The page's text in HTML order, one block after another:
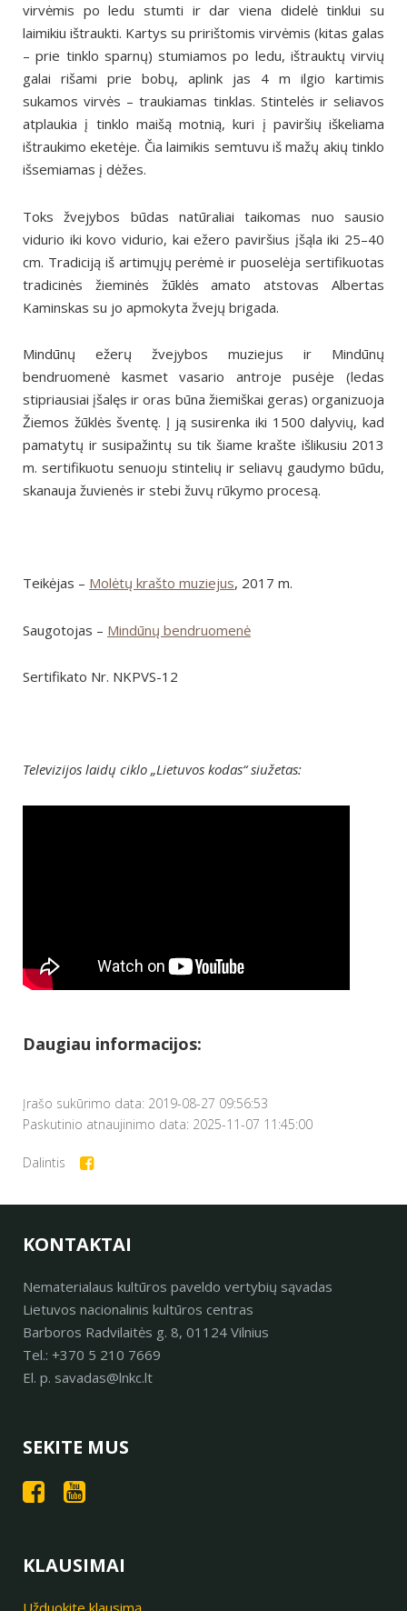
virvėmis po ledu stumti ir dar viena didelė tinklui su
laimikiu ištraukti. Kartys su pririštomis virvėmis (kitas galas
– prie tinklo sparnų) stumiamos po ledu, ištrauktų virvių
galai rišami prie bobų, aplink jas 4 m ilgio kartimis
sukamos virvės – traukiamas tinklas. Stintelės ir seliavos
atplaukia į tinklo maišą motnią, kuri į paviršių iškeliama
ištraukimo eketėje. Čia laimikis semtuvu iš mažų akių tinklo
išsemiamas į dėžes.
Toks žvejybos būdas natūraliai taikomas nuo sausio
vidurio iki kovo vidurio, kai ežero paviršius įšąla iki 25–40
cm. Tradiciją iš artimųjų perėmė ir puoselėja sertifikuotas
tradicinės žieminės žūklės amato atstovas Albertas
Kaminskas su jo apmokyta žvejų brigada.
Mindūnų ežerų žvejybos muziejus ir Mindūnų
bendruomenė kasmet vasario antroje pusėje (ledas
stipriausiai įšalęs ir oras būna žiemiškai geras) organizuoja
Žiemos žūklės šventę. Į ją susirenka iki 1500 dalyvių, kad
pamatytų ir susipažintų su tik šiame krašte išlikusiu 2013
m. sertifikuotu senuoju stintelių ir seliavų gaudymo būdu,
skanauja žuvienės ir stebi žuvų rūkymo procesą.
Teikėjas – Molėtų krašto muziejus, 2017 m.
Saugotojas – Mindūnų bendruomenė
Sertifikato Nr. NKPVS-12
Televizijos laidų ciklo „Lietuvos kodas“ siužetas:
Daugiau informacijos:
Įrašo sukūrimo data: 2019-08-27 09:56:53
Paskutinio atnaujinimo data: 2025-11-07 11:45:00
Dalintis
KONTAKTAI
Nematerialaus kultūros paveldo vertybių sąvadas
Lietuvos nacionalinis kultūros centras
Barboros Radvilaitės g. 8, 01124 Vilnius
Tel.: +370 5 210 7669
El. p. savadas@lnkc.lt
SEKITE MUS
KLAUSIMAI
Užduokite klausimą